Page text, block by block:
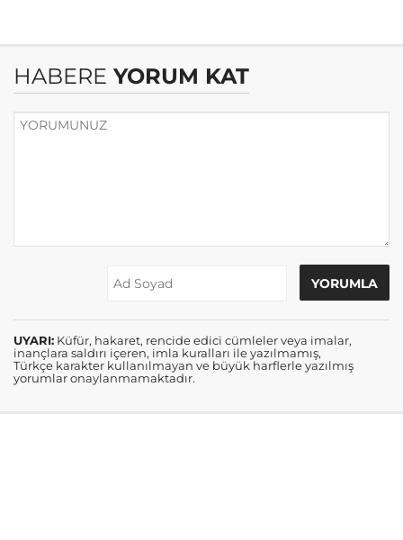
HABERE YORUM KAT
UYARI: Küfür, hakaret, rencide edici cümleler veya imalar,
inançlara saldırı içeren, imla kuralları ile yazılmamış,
Türkçe karakter kullanılmayan ve büyük harflerle yazılmış
yorumlar onaylanmamaktadır.